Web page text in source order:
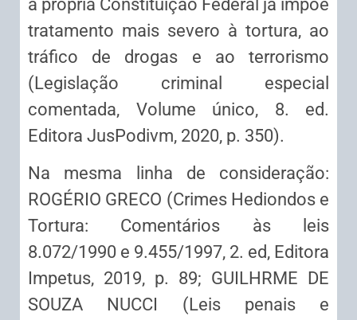
a própria Constituição Federal já impõe
tratamento mais severo à tortura, ao
tráfico de drogas e ao terrorismo
(Legislação criminal especial
comentada, Volume único, 8. ed.
Editora JusPodivm, 2020, p. 350).
Na mesma linha de consideração:
ROGÉRIO GRECO (Crimes Hediondos e
Tortura: Comentários às leis
8.072/1990 e 9.455/1997, 2. ed, Editora
Impetus, 2019, p. 89; GUILHRME DE
SOUZA NUCCI (Leis penais e